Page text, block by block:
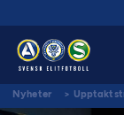
Nyheter >